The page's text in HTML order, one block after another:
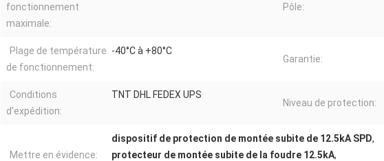
fonctionnement
maximale:
Pôle:
Plage de température
de fonctionnement:
-40°C à +80°C
Garantie:
Conditions
d'expédition:
TNT DHL FEDEX UPS
Niveau de protection:
Mettre en évidence:
dispositif de protection de montée subite de 12.5kA SPD,
protecteur de montée subite de la foudre 12.5kA,